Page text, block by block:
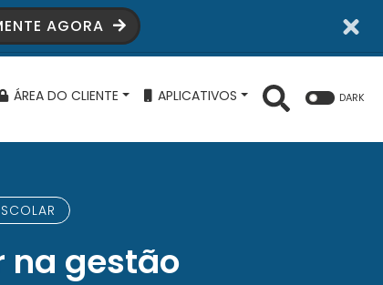
AGORA
ÁREA DO CLIENTE APLICATIVOS DARK
na gestão